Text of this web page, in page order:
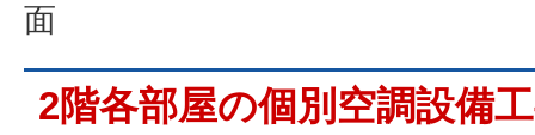
面
2階各部屋の個別空調設備